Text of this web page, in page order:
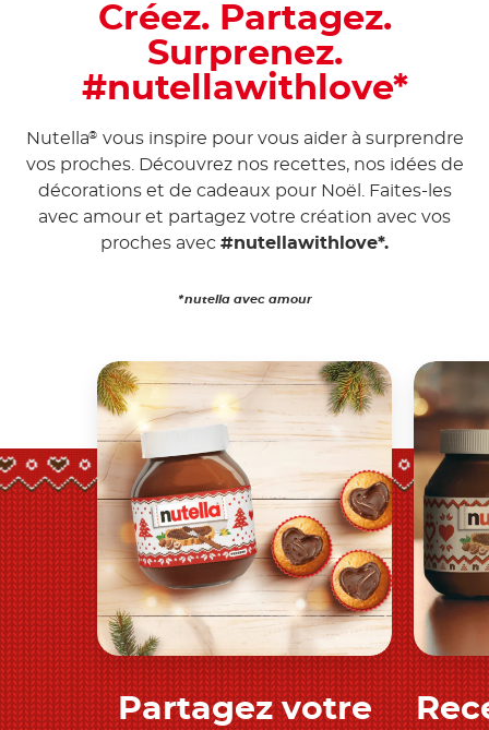
Créez. Partagez.
Surprenez.
#nutellawithlove*
Nutella® vous inspire pour vous aider à surprendre
vos proches. Découvrez nos recettes, nos idées de
décorations et de cadeaux pour Noël. Faites-les
avec amour et partagez votre création avec vos
proches avec #nutellawithlove*.
*nutella avec amour
Découvrir
Partagez votre